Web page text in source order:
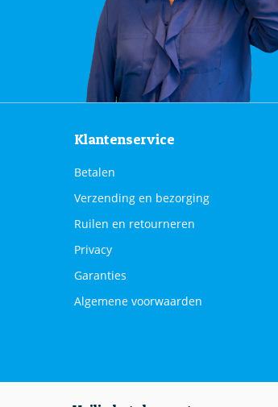
Klantenservice
Betalen
Verzending en bezorging
Ruilen en retourneren
Privacy
Garanties
Algemene voorwaarden